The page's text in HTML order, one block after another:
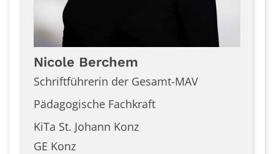
Nicole Berchem
Schriftführerin der Gesamt-MAV
Pädagogische Fachkraft
KiTa St. Johann Konz
GE Konz